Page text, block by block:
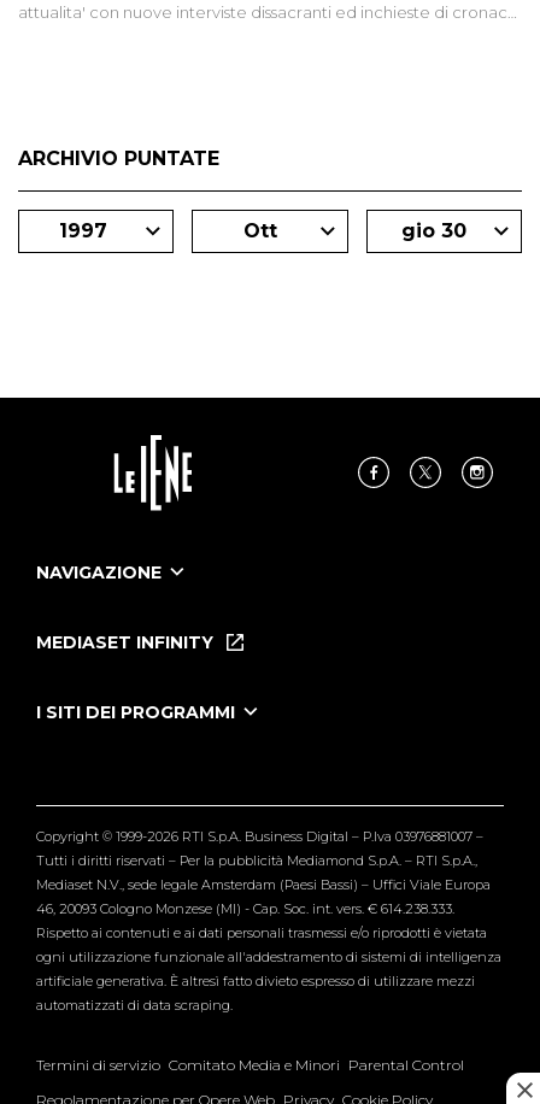
attualita' con nuove interviste dissacranti ed inchieste di cronaca
ARCHIVIO PUNTATE
1997 Ott gio 30
NAVIGAZIONE
Le Iene Presentano Inside
Tutti i servizi
MEDIASET INFINITY
I SITI DEI PROGRAMMI
Verissimo
Copyright © 1999-2026 RTI S.p.A. Business Digital – P.Iva 03976881007 –
Tutti i diritti riservati – Per la pubblicità Mediamond S.p.A. – RTI S.p.A.,
Mediaset N.V., sede legale Amsterdam (Paesi Bassi) – Uffici Viale Europa
46, 20093 Cologno Monzese (MI) - Cap. Soc. int. vers. € 614.238.333.
Rispetto ai contenuti e ai dati personali trasmessi e/o riprodotti è vietata
ogni utilizzazione funzionale all'addestramento di sistemi di intelligenza
artificiale generativa. È altresì fatto divieto espresso di utilizzare mezzi
automatizzati di data scraping.
Termini di servizio Comitato Media e Minori Parental Control
Regolamentazione per Opere Web Privacy Cookie Policy